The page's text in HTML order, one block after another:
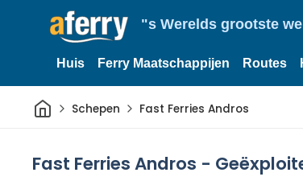
"s Werelds grootste
Huis Ferry Maatschappijen Routes
ThuisSchepen Fast Ferries Andros
Fast Ferries Andros -